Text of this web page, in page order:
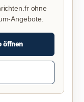
ohne
Angebote.
öffnen